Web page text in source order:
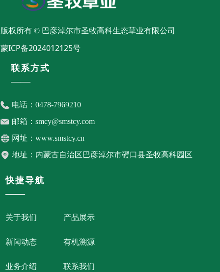
版权所有 © 巴彦淖尔市圣牧高科生态草业有限公司
蒙ICP备2024012125号
联系方式
——
电话： 0478-7969210
邮箱： smcy@smstcy.com
网址： www.smstcy.cn
地址： 内蒙古自治区巴彦淖尔市磴口县圣牧高科园区
快捷导航
——
关于我们
新闻动态
业务介绍
产品展示
有机溯源
联系我们